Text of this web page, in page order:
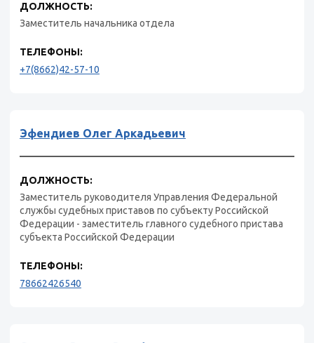
ДОЛЖНОСТЬ:
Заместитель начальника отдела
ТЕЛЕФОНЫ:
+7(8662)42-57-10
Эфендиев Олег Аркадьевич
ДОЛЖНОСТЬ:
Заместитель руководителя Управления Федеральной
службы судебных приставов по субъекту Российской
Федерации - заместитель главного судебного пристава
субъекта Российской Федерации
ТЕЛЕФОНЫ:
78662426540